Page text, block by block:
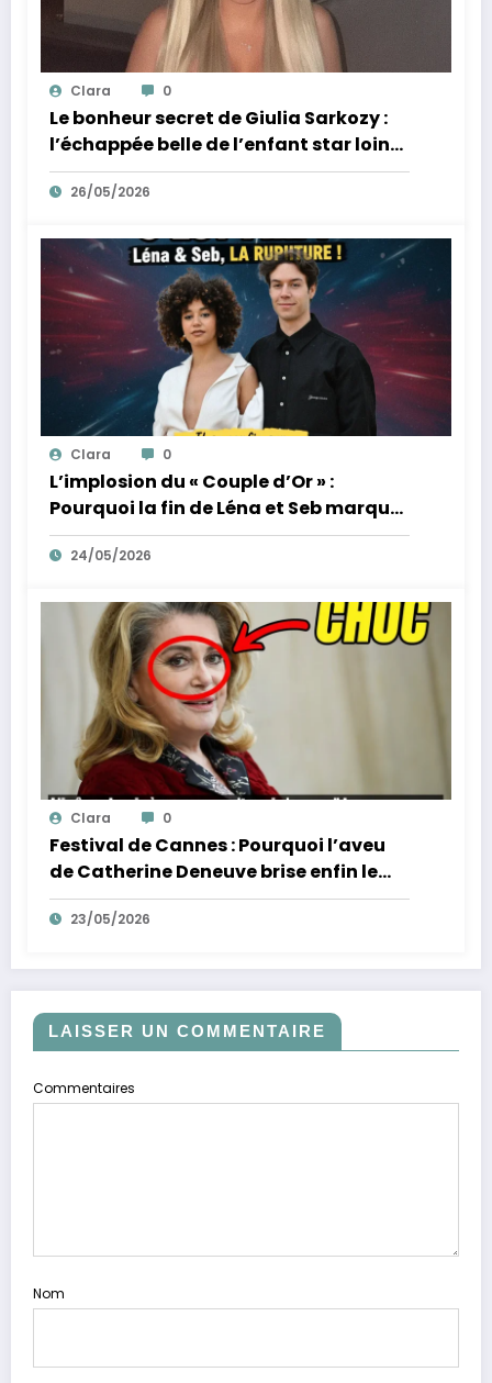
Clara 0
Le bonheur secret de Giulia Sarkozy :
l’échappée belle de l’enfant star loin
des tumultes familiaux.
26/05/2026
Clara 0
L’implosion du « Couple d’Or » :
Pourquoi la fin de Léna et Seb marque
la fin de l’innocence sur YouTube
24/05/2026
Clara 0
Festival de Cannes : Pourquoi l’aveu
de Catherine Deneuve brise enfin le
mythe de la Croisette
23/05/2026
LAISSER UN COMMENTAIRE
Commentaires
Nom